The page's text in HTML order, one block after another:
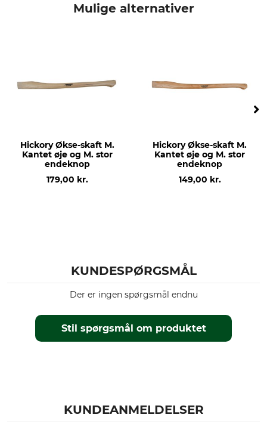
Mulige alternativer
Hickory Økse-skaft M.
Kantet øje og M. stor
endeknop
179,00 kr.
Hickory Økse-skaft M.
Kantet øje og M. stor
endeknop
149,00 kr.
KUNDESPØRGSMÅL
Stil spørgsmål om produktet
Der er ingen spørgsmål endnu
KUNDEANMELDELSER